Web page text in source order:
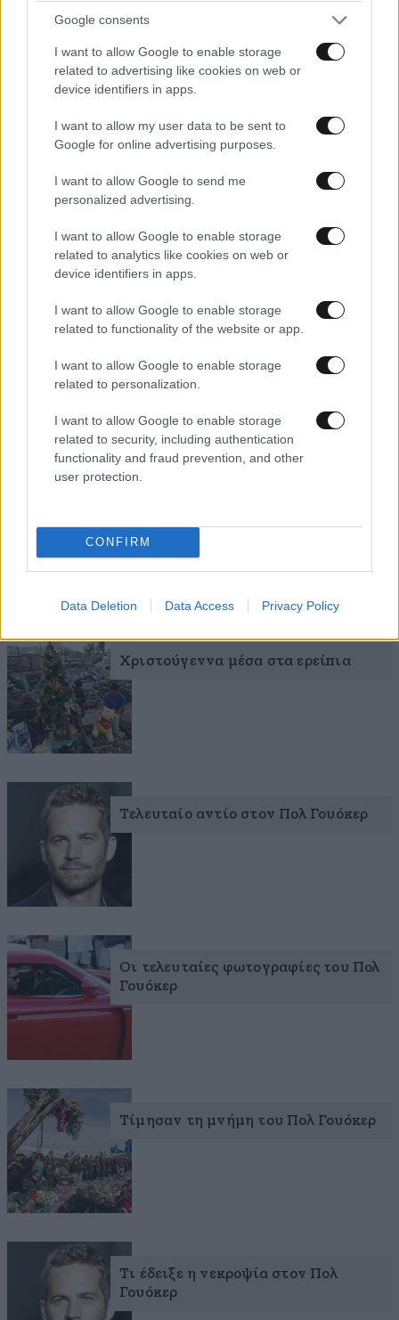
Google consents
I want to allow Google to enable storage
related to advertising like cookies on web or
device identifiers in apps.
I want to allow my user data to be sent to
Google for online advertising purposes.
I want to allow Google to send me
personalized advertising.
I want to allow Google to enable storage
related to analytics like cookies on web or
device identifiers in apps.
I want to allow Google to enable storage
related to functionality of the website or app.
I want to allow Google to enable storage
related to personalization.
I want to allow Google to enable storage
related to security, including authentication
functionality and fraud prevention, and other
user protection.
CONFIRM
Data Deletion Data Access Privacy Policy
Διαβάστε σχετικά
Ραγίζουν καρδιές οι φωτογραφίες
Η υπερβολική ταχύτητα σκότωσε
τον Πολ Γουόκερ
Χριστούγεννα μέσα στα ερείπια
Τελευταίο αντίο στον Πολ Γουόκερ
Οι τελευταίες φωτογραφίες του Πολ
Γουόκερ
Τίμησαν τη μνήμη του Πολ Γουόκερ
Τι έδειξε η νεκροψία στον Πολ
Γουόκερ